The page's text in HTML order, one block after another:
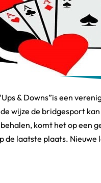
& Downs”is een
wijze de bridgesport
komt het op een
de laatste plaats. Nieuwe